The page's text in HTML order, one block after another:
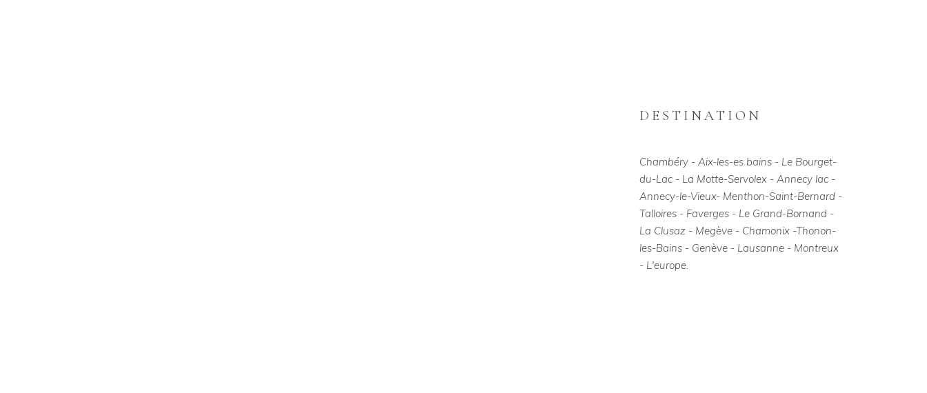
DESTINATION
Chambéry - Aix-les-es bains - Le Bourget-
du-Lac - La Motte-Servolex - Annecy lac -
Annecy-le-Vieux- Menthon-Saint-Bernard -
Talloires - Faverges - Le Grand-Bornand -
La Clusaz - Megève - Chamonix -Thonon-
les-Bains - Genève - Lausanne - Montreux
- L'europe.